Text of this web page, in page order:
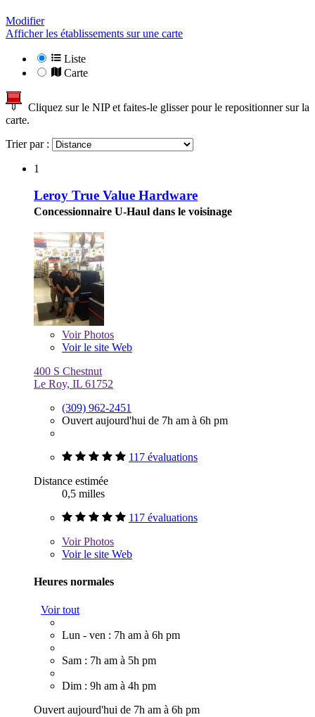
Modifier
Afficher les établissements sur une carte
Liste
Carte
Cliquez sur le NIP et faites-le glisser pour le repositionner sur la
carte.
Trier par :
1
Leroy True Value Hardware
Concessionnaire U-Haul dans le voisinage
VoirPhotos
Voir le site Web
400 S Chestnut
Le Roy, IL 61752
(309) 962-2451
Ouvert aujourd'hui de 7h am à 6h pm
117 évaluations
Distance estimée
0,5 milles
117 évaluations
VoirPhotos
Voir le site Web
Heures normales
Voir tout
Lun - ven : 7h am à 6h pm
Sam : 7h am à 5h pm
Dim : 9h am à 4h pm
Ouvert aujourd'hui de 7h am à 6h pm